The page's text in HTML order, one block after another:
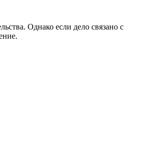
Однако если дело связано с